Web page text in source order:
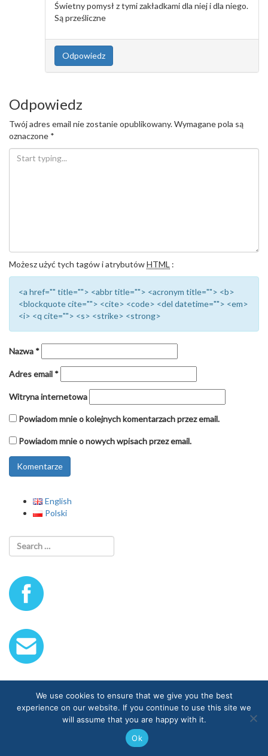
Świetny pomysł z tymi zakładkami dla niej i dla niego.
Są prześliczne
Odpowiedz
Odpowiedz
Twój adres email nie zostanie opublikowany.Wymagane pola są
oznaczone *
Możesz użyć tych tagów i atrybutówHTML :
<a href="" title=""> <abbr title=""> <acronym title=""> <b>
<blockquote cite=""> <cite> <code> <del datetime=""> <em>
<i> <q cite=""> <s> <strike> <strong>
Nazwa *
Adres email *
Witryna internetowa
Powiadom mnie o kolejnych komentarzach przez email.
Powiadom mnie o nowych wpisach przez email.
English
Polski
We use cookies to ensure that we give you the best
experience on our website. If you continue to use this site we
will assume that you are happy with it.
Ok